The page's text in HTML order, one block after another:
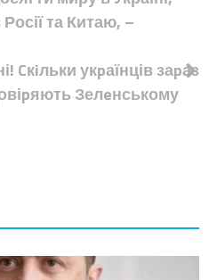
та Китаю, –
Cкiльки укpаїнців заpаз
Зелeнському